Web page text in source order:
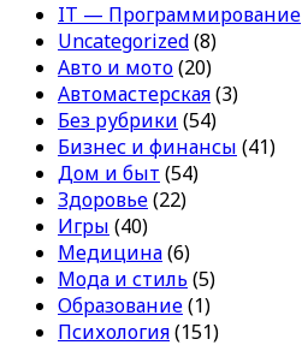
IT — Программирование
Uncategorized(8)
Авто и мото(20)
Автомастерская(3)
Без рубрики (54)
Бизнес и финансы (41)
Дом и быт (54)
Здоровье(22)
Игры (40)
Медицина(6)
Мода и стиль (5)
Образование(1)
Психология(151)